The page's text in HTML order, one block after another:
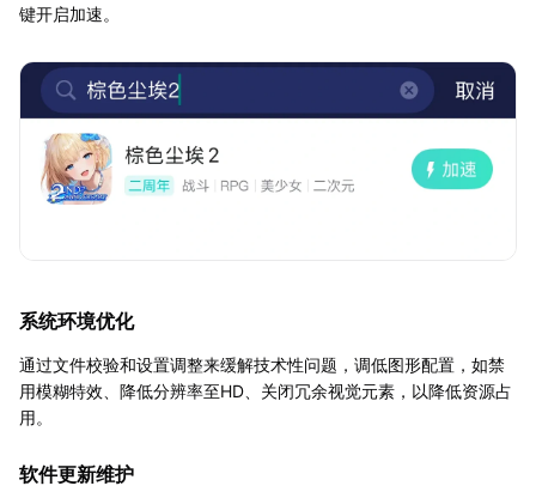
键开启加速。
系统环境优化
通过文件校验和设置调整来缓解技术性问题，调低图形配置，如禁
用模糊特效、降低分辨率至HD、关闭冗余视觉元素，以降低资源占
用。
软件更新维护